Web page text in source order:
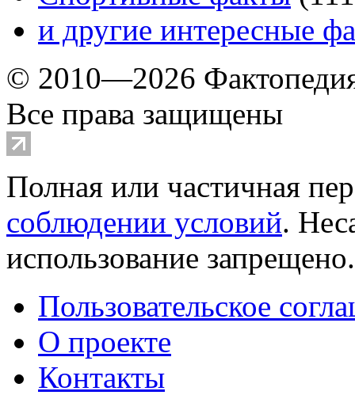
и другие интересные
© 2010—2026
Все права защищены
Полная или частичная
соблюдении условий.
использование
Пользовательское
О проекте
Контакты